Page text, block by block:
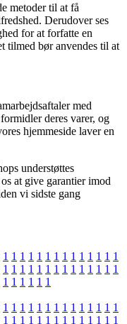
metoder til at få
Derudover ses
for at forfatte en
tilmed bør anvendes til at
med
deres varer, og
hjemmeside laver en
understøttes
at give garantier imod
vi sidste gang
1 1 1 1 1 1 1 1 1 1 1 1 1 1
1 1 1 1 1 1 1 1 1 1 1 1 1 1
1 1 1 1 1 1
1 1 1 1 1 1 1 1 1 1 1 1 1 1
1 1 1 1 1 1 1 1 1 1 1 1 1 1